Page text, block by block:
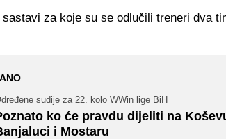
sastavi za koje su se odlučili treneri dva
sudije za 22. kolo WWin lige BiH
ko će pravdu dijeliti na
i Mostaru